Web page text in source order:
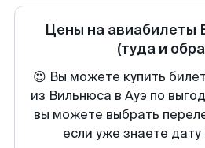
Цены на авиабилеты
(туда и
😍 Вы можете купить
из Вильнюса в Ауэ по
вы можете выбрать
если уже знаете